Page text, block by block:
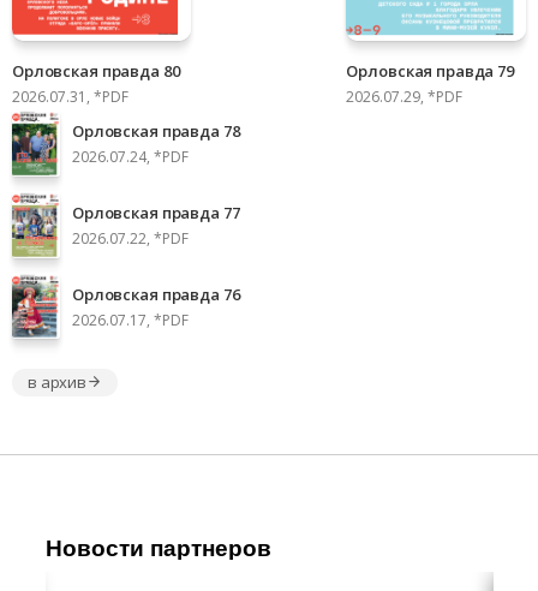
Орловская правда 80
2026.07.31, *PDF
Орловская правда 79
2026.07.29, *PDF
Орловская правда 78
2026.07.24, *PDF
Орловская правда 77
2026.07.22, *PDF
Орловская правда 76
2026.07.17, *PDF
в архив
Новости партнеров